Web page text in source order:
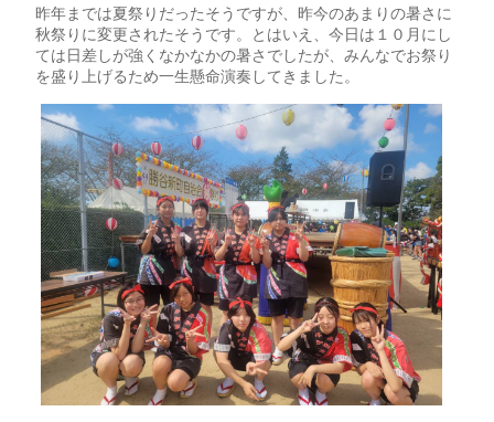
昨年までは夏祭りだったそうですが、昨今のあまりの暑さに
秋祭りに変更されたそうです。とはいえ、今日は１０月にし
ては日差しが強くなかなかの暑さでしたが、みんなでお祭り
を盛り上げるため一生懸命演奏してきました。